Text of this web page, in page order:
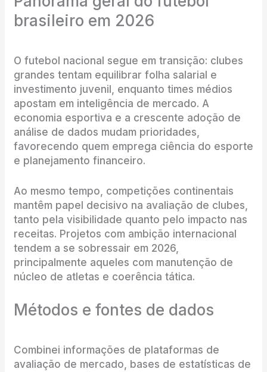
brasileiro em 2026
O futebol nacional segue em transição: clubes
grandes tentam equilibrar folha salarial e
investimento juvenil, enquanto times médios
apostam em inteligência de mercado. A
economia esportiva e a crescente adoção de
análise de dados mudam prioridades,
favorecendo quem emprega ciência do esporte
e planejamento financeiro.
Ao mesmo tempo, competições continentais
mantêm papel decisivo na avaliação de clubes,
tanto pela visibilidade quanto pelo impacto nas
receitas. Projetos com ambição internacional
tendem a se sobressair em 2026,
principalmente aqueles com manutenção de
núcleo de atletas e coerência tática.
Métodos e fontes de dados
Combinei informações de plataformas de
avaliação de mercado, bases de estatísticas de